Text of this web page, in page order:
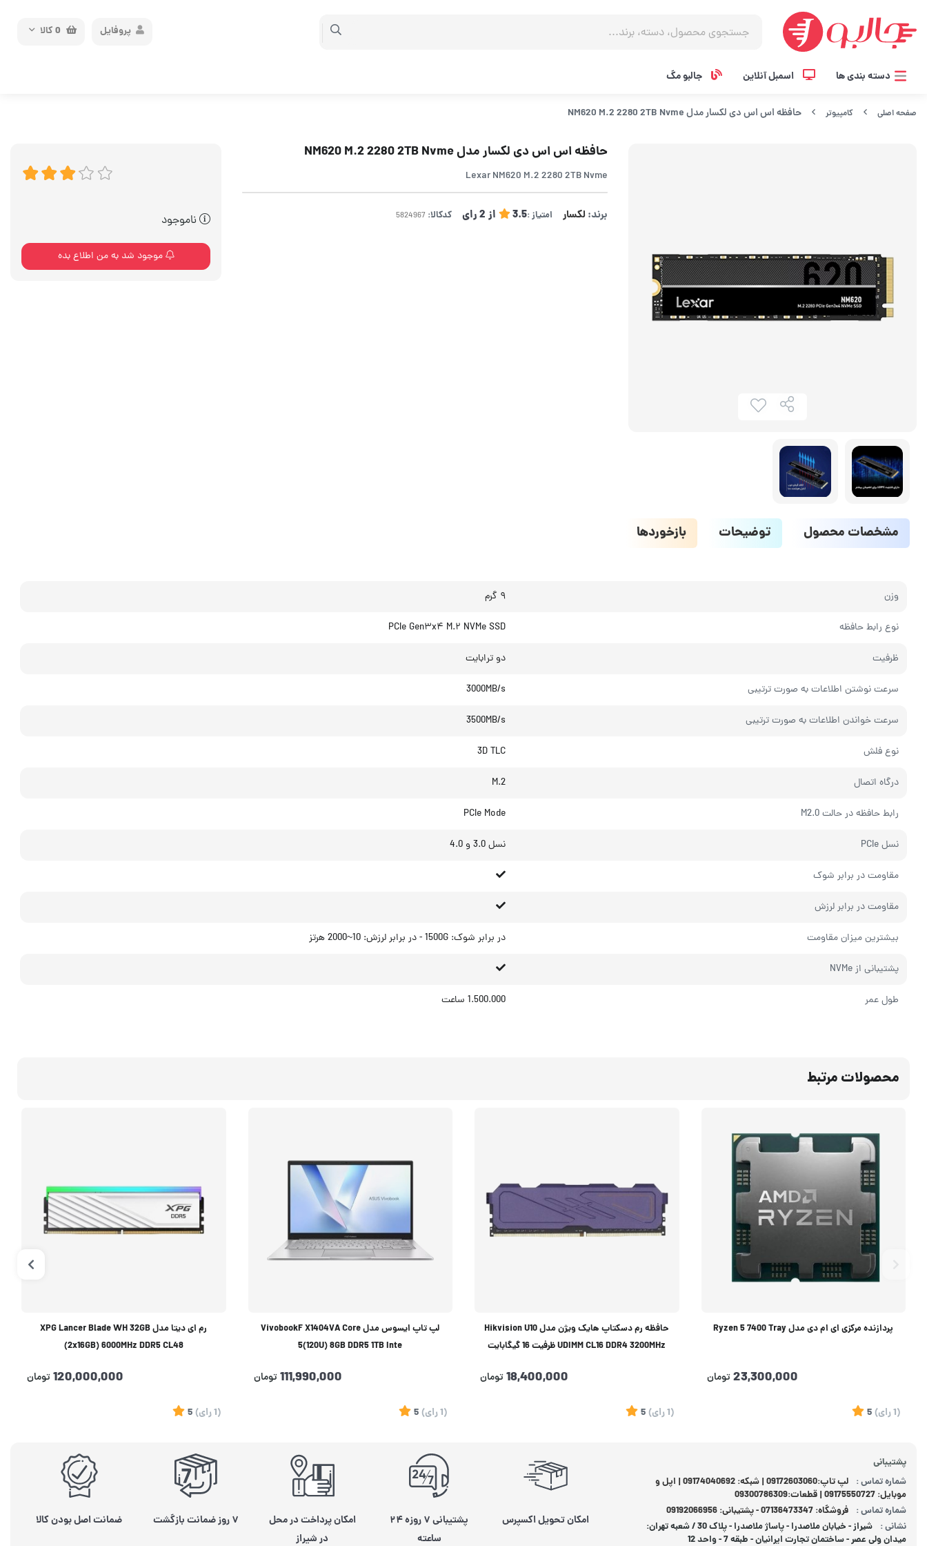
0کالا پروفایل
دسته بندی ها اسمبل آنلاین جالبو مگ
صفحه اصلی کامپیوتر حافظه اس اس دی لکسار مدل NM620 M.2 2280 2TB Nvme
حافظه اس اس دی لکسار مدل NM620 M.2 2280 2TB Nvme
Lexar NM620 M.2 2280 2TB Nvme
برند:لکسار امتیاز :3.5 از 2رای کدکالا: ناموجود
موجود شد به من اطلاع بده
مشخصات محصول توضیحات بازخوردها
وزن ۹ گرم
نوع رابط حافظه PCIe Gen۳x۴ M.۲ NVMe SSD
ظرفیت دو ترابایت
سرعت نوشتن اطلاعات به صورت ترتیبی 3000MB/s
سرعت خواندن اطلاعات به صورت ترتیبی 3500MB/s
نوع فلش 3D TLC
درگاه اتصال M.2
رابط حافظه در حالت M2.0 PCIe Mode
نسل PCIe نسل 3.0 و 4.0
مقاومت در برابر شوک
مقاومت در برابر لرزش
بیشترین میزان مقاومت در برابر شوک: 1500G - در برابر لرزش: 10~2000 هرتز
پشتیبانی از NVMe
طول عمر 1.500.000 ساعت
محصولات مرتبط
پردازنده مرکزی ای ام دی مدل Ryzen 5 7400 Tray
23,300,000 تومان
(1 رای)
5
حافظه رم دسکتاپ هایک ویژن مدل Hikvision U10
UDIMM CL16 DDR4 3200MHz ظرفیت 16 گیگابایت
18,400,000تومان
(1 رای)
5
لپ تاپ ایسوس مدل VivobookF X1404VA Core
5(120U) 8GB DDR5 1TB Inte
111,990,000 تومان
(1 رای)
5
رم ای دیتا مدل XPG Lancer Blade WH 32GB
(2x16GB) 6000MHz DDR5 CL48
120,000,000تومان
(1 رای)
5
پشتیبانی
شماره تماس :
لپ تاپ:09172603060 | شبکه: 09174040692 | اپل و
موبایل: 09175550727 | قطعات:09300786309
شماره تماس : فروشگاه: 07136473347 - پشتیبانی: 09192066956
نشانی :
شیراز - خیابان ملاصدرا - پاساژ ملاصدرا - پلاک 30 / شعبه تهران:
میدان ولی عصر - ساختمان تجارت ایرانیان - طبقه 7 - واحد 12
امکان تحویل اکسپرس
پشتیبانی ۷ روزه ۲۴
ساعته
امکان پرداخت در محل
در شیراز
۷ روز ضمانت بازگشت ضمانت اصل بودن کالا